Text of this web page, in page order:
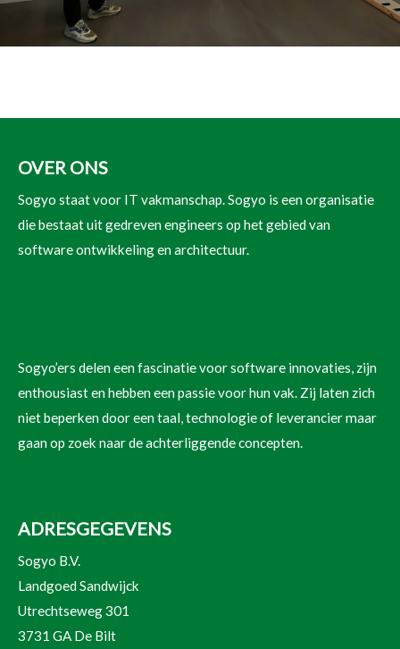
OVER ONS
Sogyo staat voor IT vakmanschap. Sogyo is een organisatie
die bestaat uit gedreven engineers op het gebied van
software ontwikkeling en architectuur.
Sogyo’ers delen een fascinatie voor software innovaties, zijn
enthousiast en hebben een passie voor hun vak. Zij laten zich
niet beperken door een taal, technologie of leverancier maar
gaan op zoek naar de achterliggende concepten.
ADRESGEGEVENS
Sogyo B.V.
Landgoed Sandwijck
Utrechtseweg 301
3731 GA De Bilt